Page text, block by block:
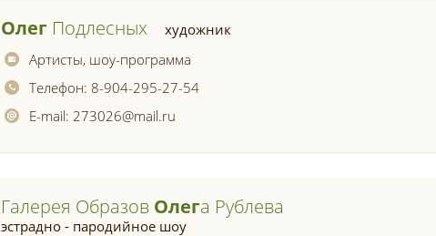
Олег Подлесных
художник
Артисты, шоу-программа
Телефон: 8-904-295-27-54
E-mail:273026@mail.ru
Галерея Образов ОлегА Рублева
эстрадно - пародийное шоу